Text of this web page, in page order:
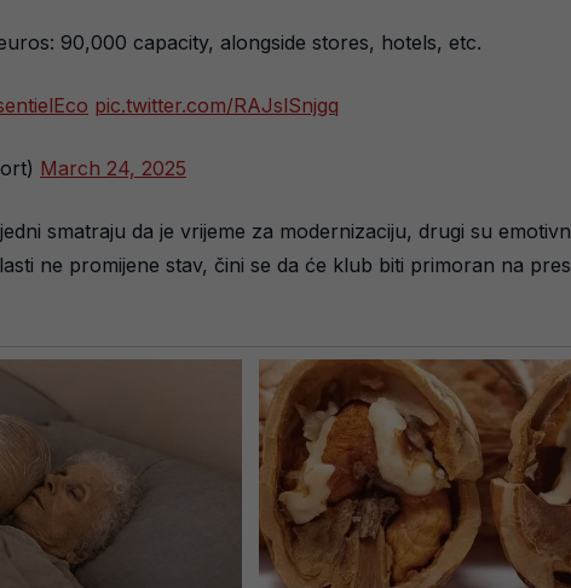
90,000 capacity, alongside stores, hotels, etc.
pic.twitter.com/RAJslSnjgq
March 24, 2025
smatraju da je vrijeme za modernizaciju, drugi su
ne promijene stav, čini se da će klub biti primoran na